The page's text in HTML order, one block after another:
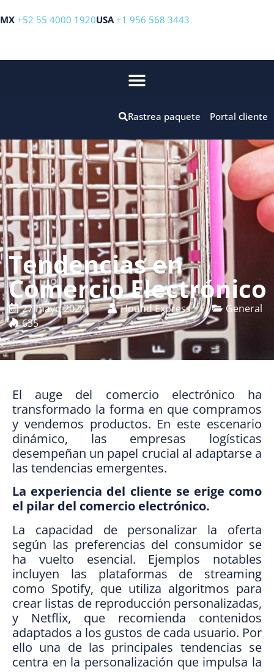
MX +52 55 4000 1920USA +1 956 568 3443
Portal cliente
Rastrea paquete
Tendencias en
Comercio Electrónico
27 mayo 2024 Hound Express
General
635
El auge del comercio electrónico ha
transformado la forma en que compramos
y vendemos productos. En este escenario
dinámico, las empresas logísticas
desempeñan un papel crucial al adaptarse a
las tendencias emergentes.
La experiencia del cliente se erige como
el pilar del comercio electrónico.
La capacidad de personalizar la oferta
según las preferencias del consumidor se
ha vuelto esencial. Ejemplos notables
incluyen las plataformas de streaming
como Spotify, que utiliza algoritmos para
crear listas de reproducción personalizadas,
y Netflix, que recomienda contenidos
adaptados a los gustos de cada usuario. Por
ello una de las principales tendencias se
centra en la personalización que impulsa la